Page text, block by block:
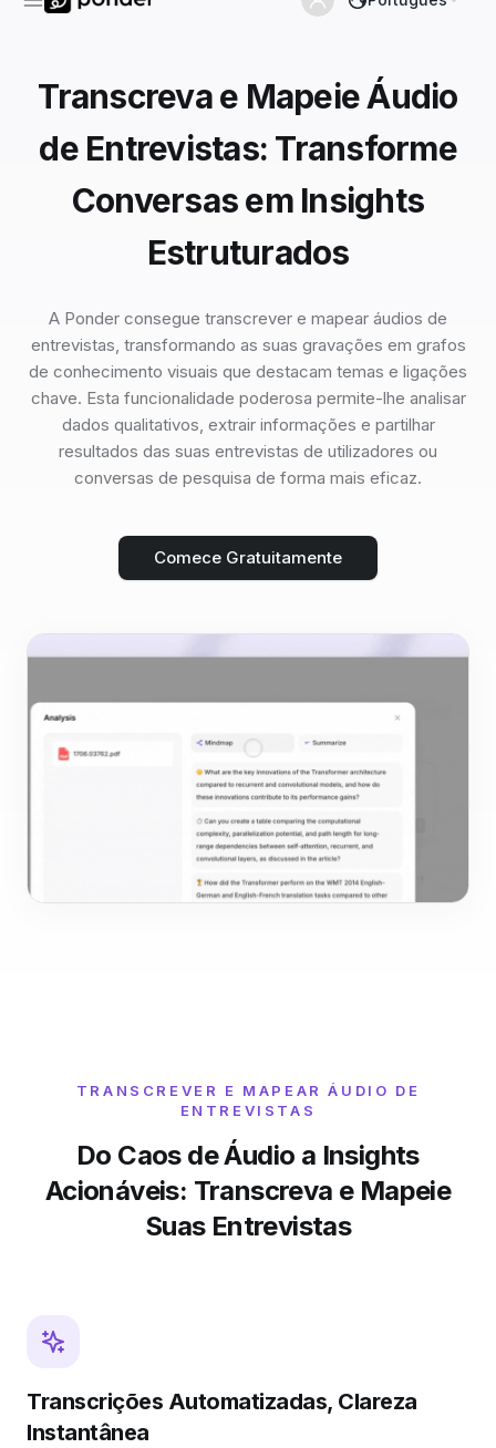
Transcreva e Mapeie Áudio
de Entrevistas: Transforme
Conversas em Insights
Estruturados
A Ponder consegue transcrever e mapear áudios de
entrevistas, transformando as suas gravações em grafos
de conhecimento visuais que destacam temas e ligações
chave. Esta funcionalidade poderosa permite-lhe analisar
dados qualitativos, extrair informações e partilhar
resultados das suas entrevistas de utilizadores ou
conversas de pesquisa de forma mais eficaz.
Comece Gratuitamente
TRANSCREVER E MAPEAR ÁUDIO DE
ENTREVISTAS
Do Caos de Áudio a Insights
Acionáveis: Transcreva e Mapeie
Suas Entrevistas
Transcrições Automatizadas, Clareza
Instantânea